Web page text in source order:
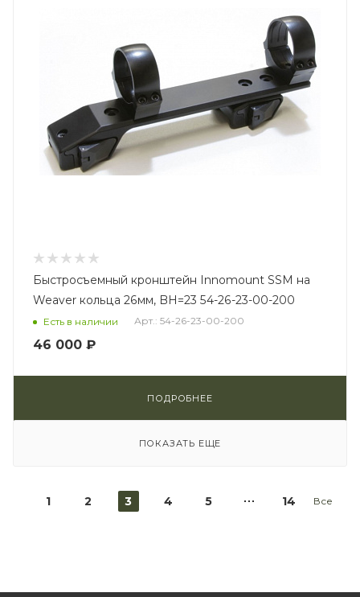
Быстросъемный кронштейн Innomount SSM на
Weaver кольца 26мм, BH=23 54-26-23-00-200
Есть в наличии Арт.: 54-26-23-00-200
46 000 ₽
ПОДРОБНЕЕ
ПОКАЗАТЬ ЕЩЕ
1 2 3 4 5 14 Все